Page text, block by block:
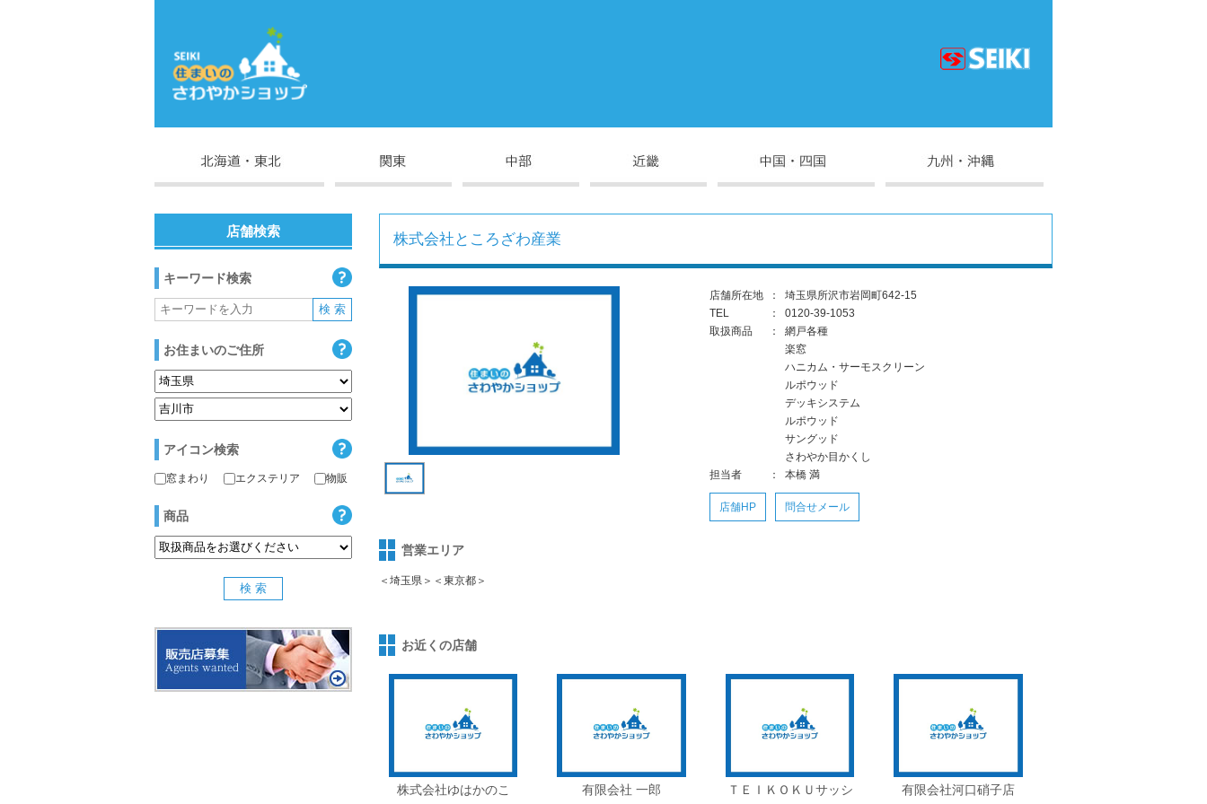
株式会社ところざわ産業
店舗所在地 ：
埼玉県所沢市岩岡町642-15
TEL
：
0120-39-1053
取扱商品
：
網戸各種
楽窓
ハニカム・サーモスクリーン
ルポウッド
デッキシステム
ルポウッド
サングッド
さわやか目かくし
担当者
： 本橋 満
店舗HP 問合せメール
営業エリア
＜埼玉県＞＜東京都＞
お近くの店舗
株式会社ゆはかのこ 有限会社 一郎 ＴＥＩＫＯＫＵサッシ 有限会社河口硝子店
店舗検索
キーワード検索
お住まいのご住所
アイコン検索
窓まわり エクステリア 物販
商品